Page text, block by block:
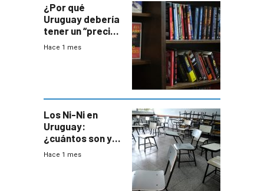
¿Por qué
Uruguay debería
tener un “precio
único” en los
Hace 1 mes
Los Ni-Ni en
Uruguay:
¿cuántos son y
en dónde están?
Hace 1 mes